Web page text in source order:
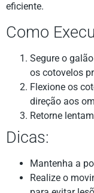
eficiente.
Como
Segure o
os cotovelos
Flexione os
direção aos
Retorne
Dicas:
Mantenha a
Realize o